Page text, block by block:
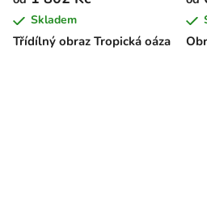
Třídílný obraz Tropická oáza
Skladem